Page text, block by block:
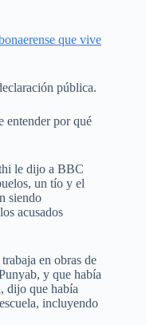
que vive
pública.
entender por qué
le dijo a BBC
un tío y el
siendo
acusados
en obras de
y que había
dijo que había
incluyendo